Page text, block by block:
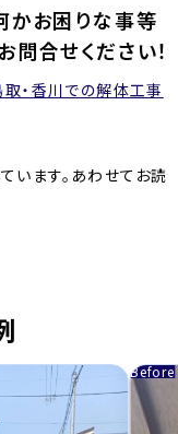
かお困りな事等
合せください！
取・香川での解体工事
います。あわせてお読